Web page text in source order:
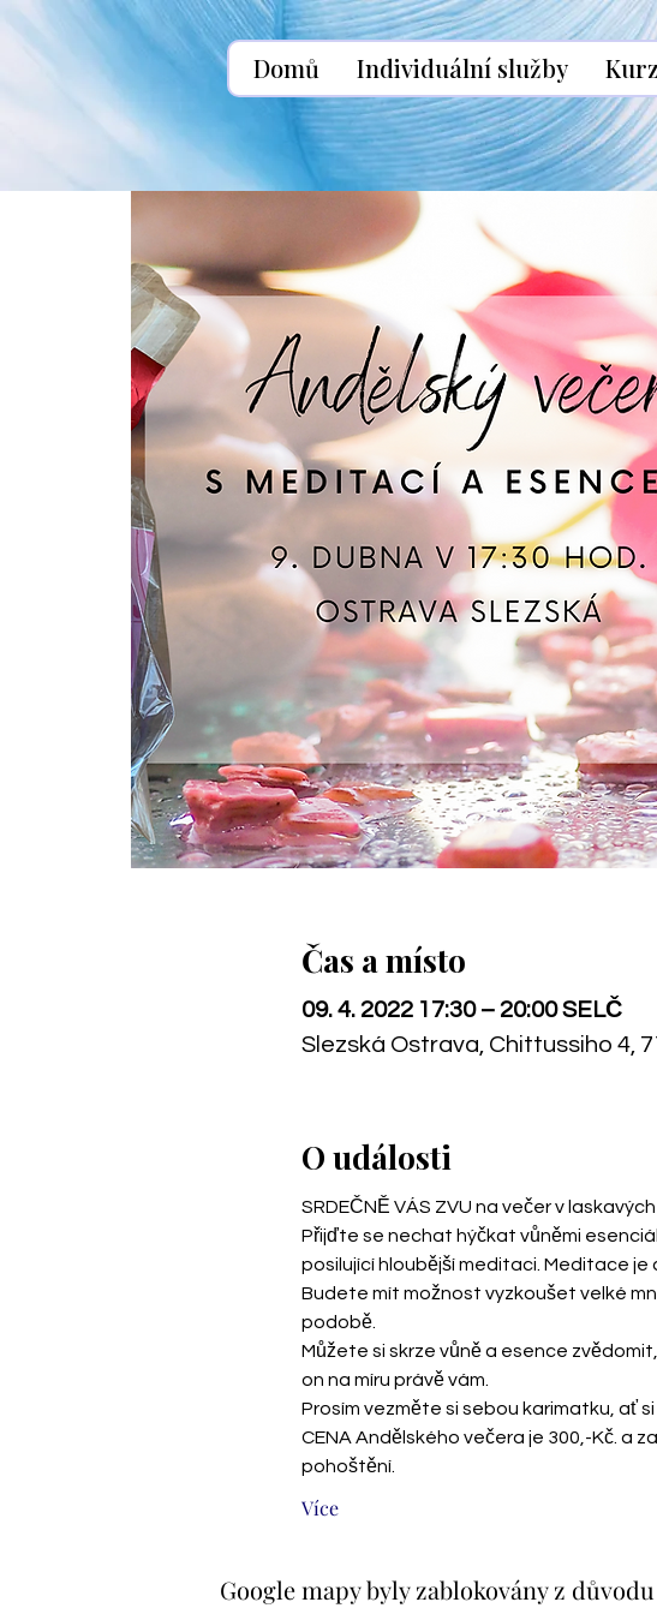
Domů Individuální služby
Čas a místo
09. 4. 2022 17:30 – 20:00 SELČ
Slezská Ostrava, Chittussiho 4,
O události
SRDEČNĚ VÁS ZVU na večer v
Přijďte se nechat hýčkat vůněmi
posilující hloubější meditaci. Meditace
Budete mít možnost vyzkoušet velké
podobě.
Můžete si skrze vůně a esence
on na míru právě vám.
Prosím vezměte si sebou karimatku, ať
CENA Andělského večera je 300,-Kč. a
pohoštění.
Více
Google mapy byly zablokovány z